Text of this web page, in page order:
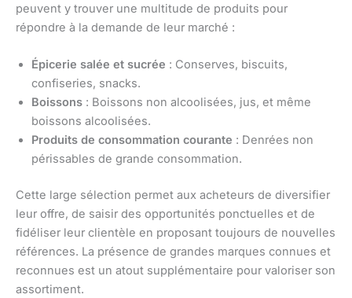
peuvent y trouver une multitude de produits pour
répondre à la demande de leur marché :
Épicerie salée et sucrée : Conserves, biscuits,
confiseries, snacks.
Boissons : Boissons non alcoolisées, jus, et même
boissons alcoolisées.
Produits de consommation courante : Denrées non
périssables de grande consommation.
Cette large sélection permet aux acheteurs de diversifier
leur offre, de saisir des opportunités ponctuelles et de
fidéliser leur clientèle en proposant toujours de nouvelles
références. La présence de grandes marques connues et
reconnues est un atout supplémentaire pour valoriser son
assortiment.